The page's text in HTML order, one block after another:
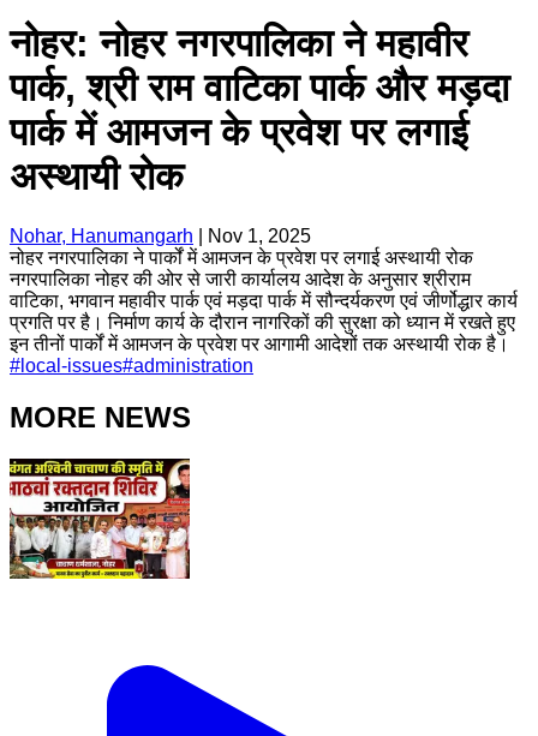
नोहर: नोहर नगरपालिका ने महावीर
पार्क, श्री राम वाटिका पार्क और मड़दा
पार्क में आमजन के प्रवेश पर लगाई
अस्थायी रोक
Nohar, Hanumangarh
Nov 1, 2025
नोहर नगरपालिका ने पार्कों में आमजन के प्रवेश पर लगाई अस्थायी रोक
नगरपालिका नोहर की ओर से जारी कार्यालय आदेश के अनुसार श्रीराम
वाटिका, भगवान महावीर पार्क एवं मड़दा पार्क में सौन्दर्यकरण एवं जीर्णोद्धार कार्य
प्रगति पर है। निर्माण कार्य के दौरान नागरिकों की सुरक्षा को ध्यान में रखते हुए
इन तीनों पार्कों में आमजन के प्रवेश पर आगामी आदेशों तक अस्थायी रोक है।
# local-issues#administration
MORE NEWS